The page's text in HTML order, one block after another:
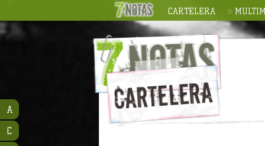
CARTELERA
A
C